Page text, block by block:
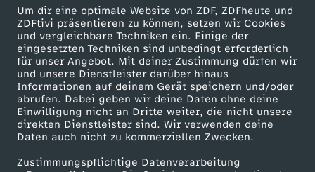
Um dir eine optimale Website von ZDF, ZDFheute und
ZDFtivi präsentieren zu können, setzen wir Cookies
und vergleichbare Techniken ein. Einige der
eingesetzten Techniken sind unbedingt erforderlich
für unser Angebot. Mit deiner Zustimmung dürfen wir
und unsere Dienstleister darüber hinaus
Informationen auf deinem Gerät speichern und/oder
abrufen. Dabei geben wir deine Daten ohne deine
Einwilligung nicht an Dritte weiter, die nicht unsere
direkten Dienstleister sind. Wir verwenden deine
Daten auch nicht zu kommerziellen Zwecken.
Zustimmungspflichtige Datenverarbeitung
t
e
L
i
e
Mehr ZDF
ZDF-Apps
Smart TV
ZDFtext
Livestreams
Service
ZDFmitreden
Kontakt zum ZDF
Tickets
Zuschauerservice